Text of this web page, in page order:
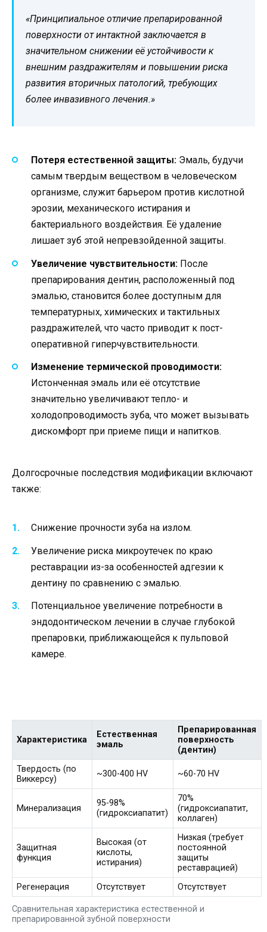
«Принципиальное отличие препарированной
поверхности от интактной заключается в
значительном снижении её устойчивости к
внешним раздражителям и повышении риска
развития вторичных патологий, требующих
более инвазивного лечения.»
Потеря естественной защиты: Эмаль, будучи
самым твердым веществом в человеческом
организме, служит барьером против кислотной
эрозии, механического истирания и
бактериального воздействия. Её удаление
лишает зуб этой непревзойденной защиты.
Увеличение чувствительности: После
препарирования дентин, расположенный под
эмалью, становится более доступным для
температурных, химических и тактильных
раздражителей, что часто приводит к пост-
оперативной гиперчувствительности.
Изменение термической проводимости:
Истонченная эмаль или её отсутствие
значительно увеличивают тепло- и
холодопроводимость зуба, что может вызывать
дискомфорт при приеме пищи и напитков.
Долгосрочные последствия модификации включают
также:
Снижение прочности зуба на излом.
Увеличение риска микроутечек по краю
реставрации из-за особенностей адгезии к
дентину по сравнению с эмалью.
Потенциальное увеличение потребности в
эндодонтическом лечении в случае глубокой
препаровки, приближающейся к пульповой
камере.
Сравнительная характеристика естественной и
препарированной зубной поверхности
Характеристика
Естественная
эмаль
Препарированная
поверхность
(дентин)
Твердость (по
Виккерсу)
~300-400 HV ~60-70 HV
Минерализация
95-98%
(гидроксиапатит)
70%
(гидроксиапатит,
коллаген)
Защитная
функция
Высокая (от
кислоты,
истирания)
Низкая (требует
постоянной
защиты
реставрацией)
Регенерация
Отсутствует Отсутствует